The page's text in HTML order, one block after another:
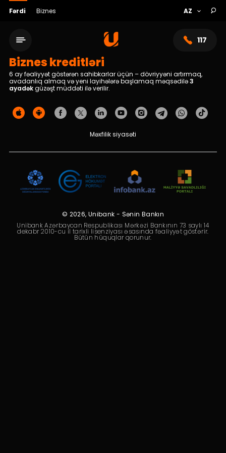
Fərdi Biznes
117
Xidmət şəbəkəsi
Dayanıqlılıq
Biznes kreditləri
6 ay fəaliyyət göstərən sahibkarlar üçün – dövriyyəni artırmaq,
avadanlıq almaq və yeni layihələrə başlamaq məqsədilə3
ayadəkgüzəşt müddəti ilə verilir.
Məxfilik siyasəti
© 2026, Unibank - Sənin Bankın
Unibank Azərbaycan Respublikası Mərkəzi Bankının 73 saylı 14
dekabr 2010-cu il tarixli lisenziyası əsasında fəaliyyət göstərir.
Bütün hüquqlar qorunur.